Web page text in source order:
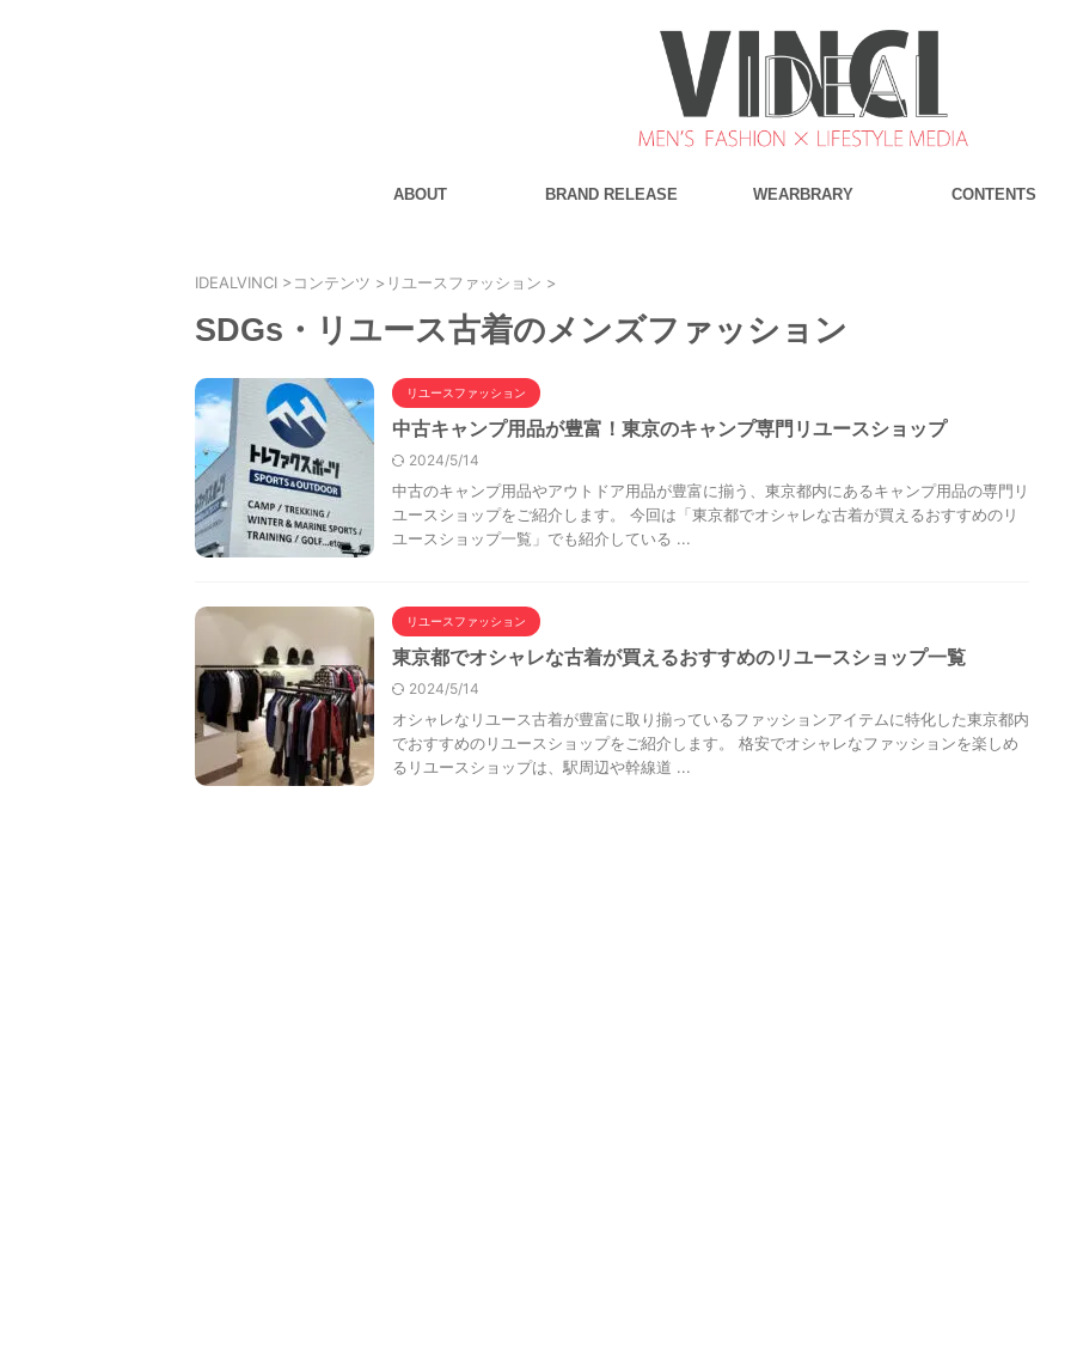
ABOUT BRAND RELEASE WEARBRARY CONTENTS
IDEALVINCI >コンテンツ > リユースファッション >
SDGs・リユース古着のメンズファッション
リユースファッション
中古キャンプ用品が豊富！東京のキャンプ専門リユースショップ
2024/5/14
中古のキャンプ用品やアウトドア用品が豊富に揃う、東京都内にあるキャンプ用品の専門リ
ユースショップをご紹介します。 今回は「東京都でオシャレな古着が買えるおすすめのリ
ユースショップ一覧」でも紹介している ...
リユースファッション
東京都でオシャレな古着が買えるおすすめのリユースショップ一覧
2024/5/14
オシャレなリユース古着が豊富に取り揃っているファッションアイテムに特化した東京都内
でおすすめのリユースショップをご紹介します。 格安でオシャレなファッションを楽しめ
るリユースショップは、駅周辺や幹線道 ...